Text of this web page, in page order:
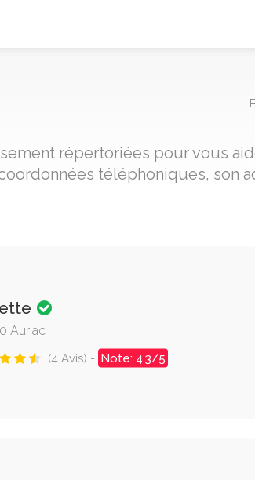
répertoriées pour vous
téléphoniques, son
Auriac
(4 Avis) - Note: 4.3/5